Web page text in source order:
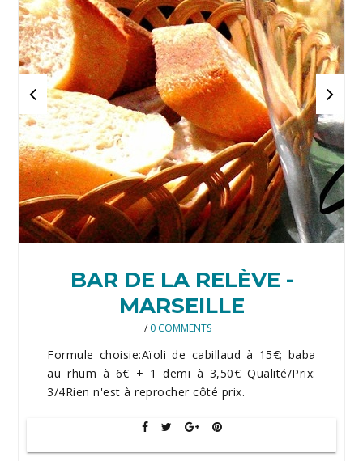
BAR DE LA RELÈVE -
MARSEILLE
/ 0 COMMENTS
Formule choisie:Aïoli de cabillaud à 15€; baba
au rhum à 6€ + 1 demi à 3,50€ Qualité/Prix:
3/4Rien n'est à reprocher côté prix.